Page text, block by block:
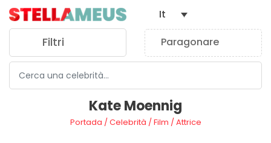
Filtri Paragonare
It
Kate Moennig
Portada /Celebrità /Film /Attrice